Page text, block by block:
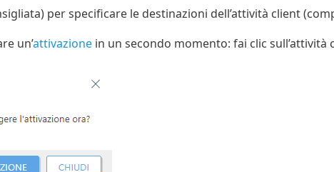
per specificare le destinazioni dell’attività client
un’attivazionein un secondo momento: fai clic sull’attività